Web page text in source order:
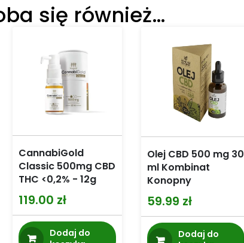
się również…
CannabiGold
Classic 500mg CBD
THC <0,2% - 12g
119.00 zł
Dodaj do
Olej CBD 500 mg 30
ml Kombinat
Konopny
59.99 zł
Dodaj do